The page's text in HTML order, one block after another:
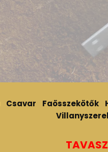
Csavar Faösszekötők